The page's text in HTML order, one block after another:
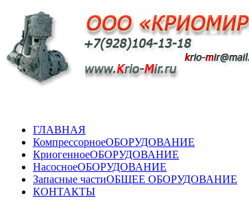
ГЛАВНАЯ
КомпрессорноеОБОРУДОВАНИЕ
КриогенноеОБОРУДОВАНИЕ
НасосноеОБОРУДОВАНИЕ
Запасные частиОБЩЕЕ ОБОРУДОВАНИЕ
КОНТАКТЫ